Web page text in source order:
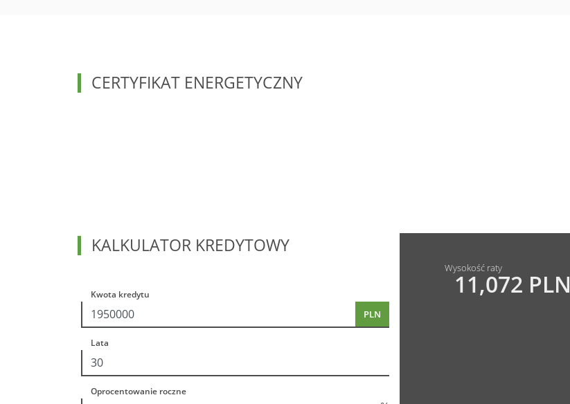
CERTYFIKAT ENERGETYCZNY
KALKULATOR KREDYTOWY
Kwota kredytu
PLN
Lata
Oprocentowanie roczne
Wysokość raty
11,072 PLN